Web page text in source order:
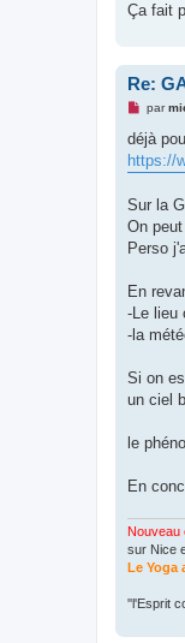
l
Ça fait
Re:
M
s
s
a
n
o
n
l
par
déjà
https://
Sur la
On
Perso
En
-Le lieu
-la
Si on
un ciel
le
En
Nouveau
sur Nice
Le Yoga
''l'Esprit